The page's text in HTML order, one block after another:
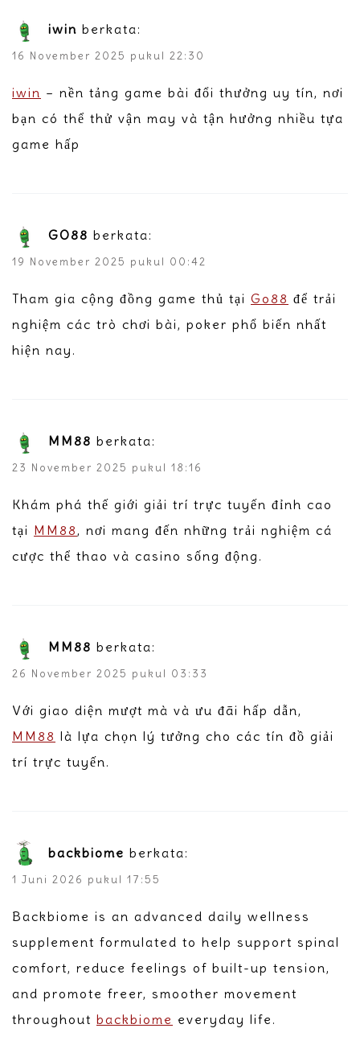
iwin berkata:
16 November 2025 pukul 22:30
iwin – nền tảng game bài đổi thưởng uy tín, nơi
bạn có thể thử vận may và tận hưởng nhiều tựa
game hấp
GO88 berkata:
19 November 2025 pukul 00:42
Tham gia cộng đồng game thủ tại Go88 để trải
nghiệm các trò chơi bài, poker phổ biến nhất
hiện nay.
MM88 berkata:
23 November 2025 pukul 18:16
Khám phá thế giới giải trí trực tuyến đỉnh cao
tại MM88, nơi mang đến những trải nghiệm cá
cược thể thao và casino sống động.
MM88 berkata:
26 November 2025 pukul 03:33
Với giao diện mượt mà và ưu đãi hấp dẫn,
MM88 là lựa chọn lý tưởng cho các tín đồ giải
trí trực tuyến.
backbiome berkata:
1 Juni 2026 pukul 17:55
Backbiome is an advanced daily wellness
supplement formulated to help support spinal
comfort, reduce feelings of built-up tension,
and promote freer, smoother movement
throughout backbiome everyday life.